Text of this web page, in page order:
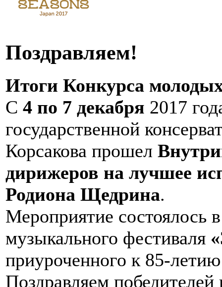
Поздравляем!
Итоги Конкурса
С 4 по 7 декабря 2017
государственной
Корсакова прошел
дирижеров на лучшее
Родиона Щедрина.
Мероприятие состоялось
музыкального фестиваля
приуроченного к 85-
Поздравляем